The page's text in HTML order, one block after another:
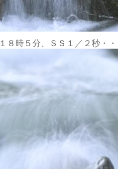
１８時５分、ＳＳ１／２秒・